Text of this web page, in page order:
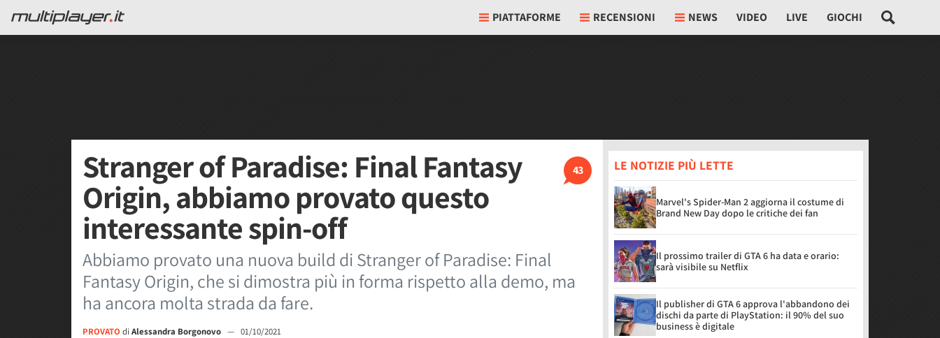
PIATTAFORME RECENSIONI NEWS VIDEO LIVE GIOCHI
43
Stranger of Paradise: Final Fantasy
Origin, abbiamo provato questo
interessante spin-off
Abbiamo provato una nuova build di Stranger of Paradise: Final
Fantasy Origin, che si dimostra più in forma rispetto alla demo, ma
ha ancora molta strada da fare.
PROVATO di Alessandra Borgonovo — 01/10/2021
LE NOTIZIE PIÙ LETTE
Marvel's Spider-Man 2 aggiorna il costume di
Brand New Day dopo le critiche dei fan
Il prossimo trailer di GTA 6 ha data e orario:
sarà visibile su Netflix
Il publisher di GTA 6 approva l'abbandono dei
dischi da parte di PlayStation: il 90% del suo
business è digitale